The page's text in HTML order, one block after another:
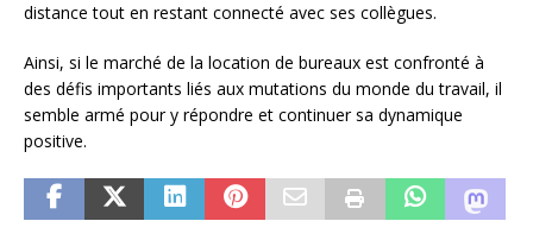
distance tout en restant connecté avec ses collègues.
Ainsi, si le marché de la location de bureaux est confronté à
des défis importants liés aux mutations du monde du travail, il
semble armé pour y répondre et continuer sa dynamique
positive.